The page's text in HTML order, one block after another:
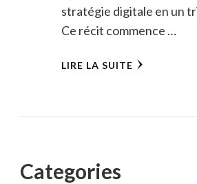
stratégie digitale en un
Ce récit commence …
LIRE LA SUITE
Categories